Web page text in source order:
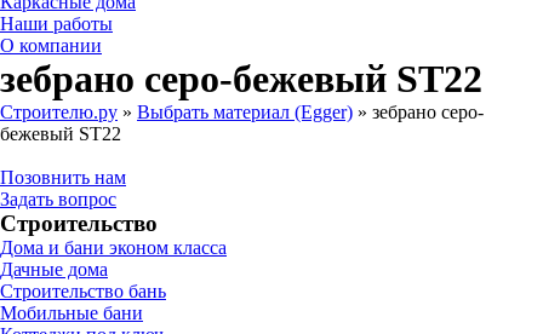
Наши работы
О компании
зебрано серо-бежевый ST22
Строителю.ру » Выбрать материал (Egger) » зебрано серо-
бежевый ST22
Позовнить нам
Задать вопрос
Строительство
Дома и бани эконом класса
Дачные дома
Строительство бань
Мобильные бани